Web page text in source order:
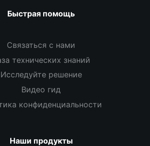
Быстрая помощь
Связаться с нами
технических знаний
Исследуйте решение
Видео гид
конфиденциальности
Наши продукты